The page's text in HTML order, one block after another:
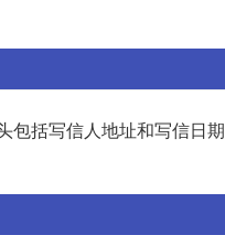
括写信人地址和写信日